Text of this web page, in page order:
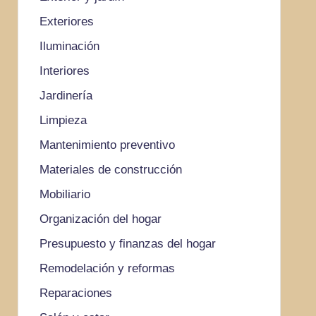
Exteriores
Iluminación
Interiores
Jardinería
Limpieza
Mantenimiento preventivo
Materiales de construcción
Mobiliario
Organización del hogar
Presupuesto y finanzas del hogar
Remodelación y reformas
Reparaciones